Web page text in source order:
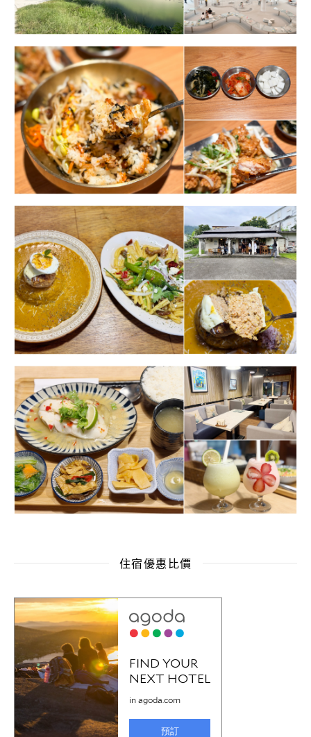
住宿優惠比價